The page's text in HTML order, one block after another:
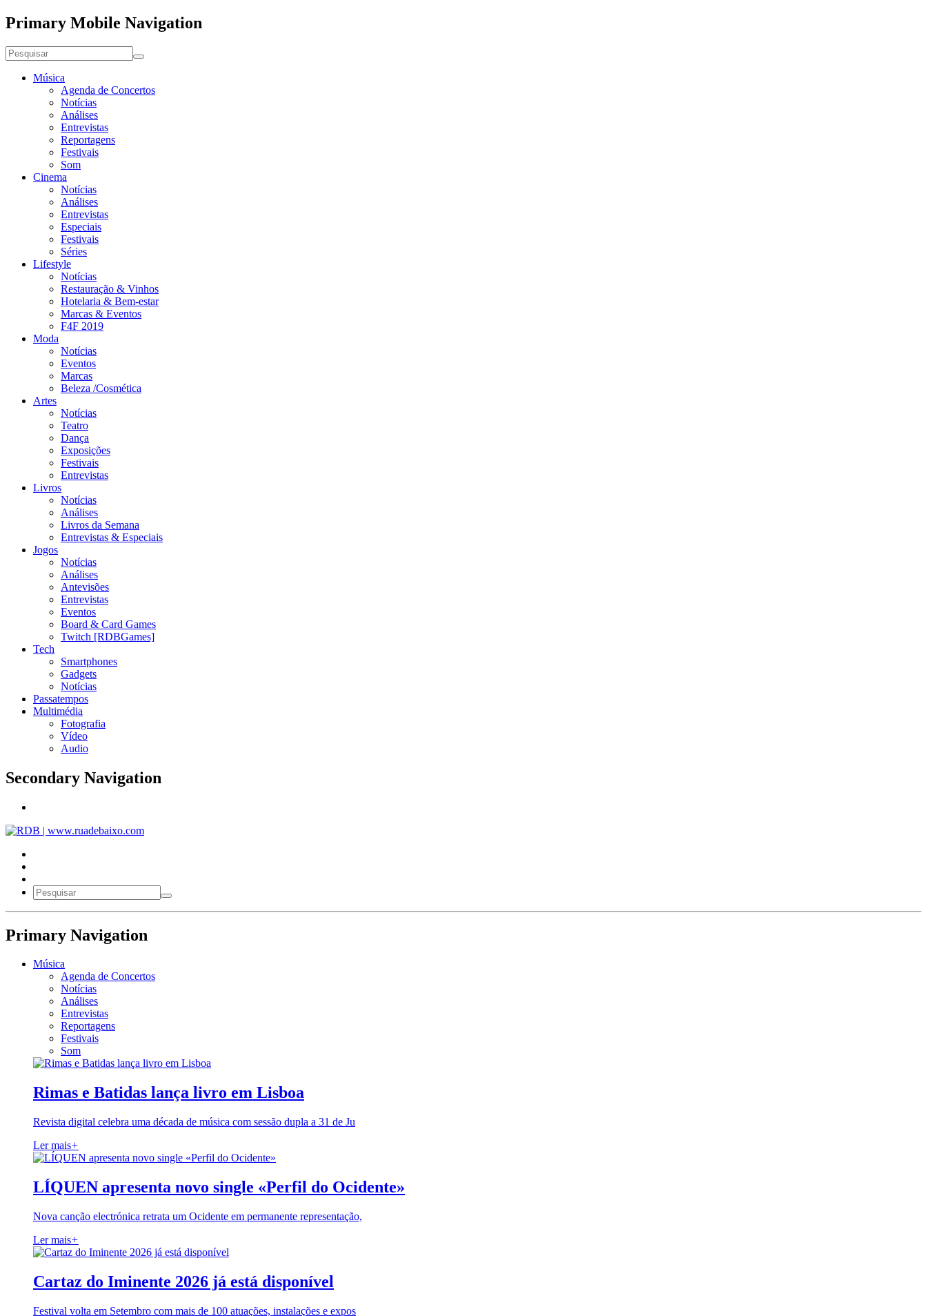
Primary Mobile Navigation
Música
Agenda de Concertos
Notícias
Análises
Entrevistas
Reportagens
Festivais
Som
Cinema
Notícias
Análises
Entrevistas
Especiais
Festivais
Séries
Lifestyle
Notícias
Restauração & Vinhos
Hotelaria & Bem-estar
Marcas & Eventos
F4F 2019
Moda
Notícias
Eventos
Marcas
Beleza /Cosmética
Artes
Notícias
Teatro
Dança
Exposições
Festivais
Entrevistas
Livros
Notícias
Análises
Livros da Semana
Entrevistas & Especiais
Jogos
Notícias
Análises
Antevisões
Entrevistas
Eventos
Board & Card Games
Twitch [RDBGames]
Tech
Smartphones
Gadgets
Notícias
Passatempos
Multimédia
Fotografia
Vídeo
Audio
Secondary Navigation
Primary Navigation
Música
Agenda de Concertos
Notícias
Análises
Entrevistas
Reportagens
Festivais
Som
Rimas e Batidas lança livro em Lisboa
Revista digital celebra uma década de música com sessão dupla a 31 de Ju
Ler mais+
LÍQUEN apresenta novo single «Perfil do Ocidente»
Nova canção electrónica retrata um Ocidente em permanente representação,
Ler mais+
Cartaz do Iminente 2026 já está disponível
Festival volta em Setembro com mais de 100 atuações, instalações e expos